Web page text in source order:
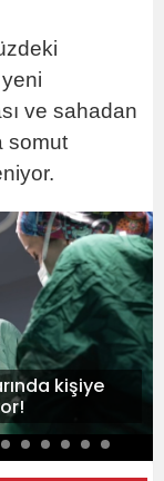
ve sahadan
somut
kişiye